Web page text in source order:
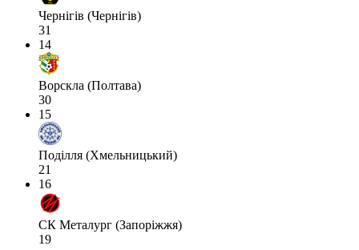
Чернігів (Чернігів)
31
14
Ворскла (Полтава)
30
15
Поділля (Хмельницький)
21
16
СК Металург (Запоріжжя)
19